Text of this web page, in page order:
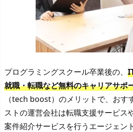
プログラミングスクール卒業後の、
就職・転職など無料のキャリアサポ
（tech boost）のメリットで、おす
ストの運営会社は転職支援サービス
案件紹介サービスを行うエージェン